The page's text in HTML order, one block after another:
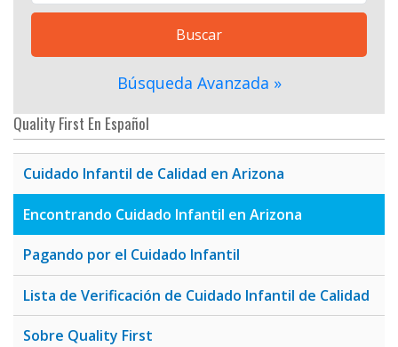
Buscar
Búsqueda Avanzada »
Quality First En Español
Cuidado Infantil de Calidad en Arizona
Encontrando Cuidado Infantil en Arizona
Pagando por el Cuidado Infantil
Lista de Verificación de Cuidado Infantil de Calidad
Sobre Quality First